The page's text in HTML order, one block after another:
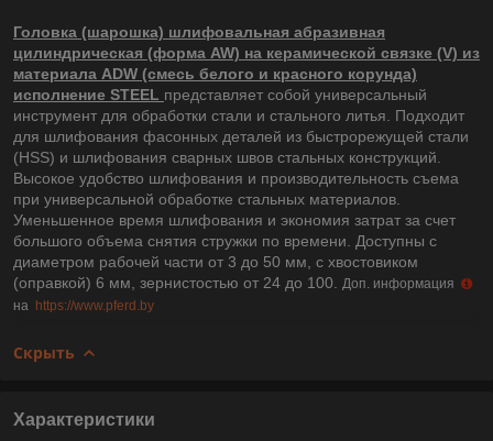
Головка (шарошка) шлифовальная абразивная
цилиндрическая (форма AW) на керамической связке (V) из
материала ADW (смесь белого и красного корунда)
исполнение STEEL представляет собой универсальный
инструмент для обработки стали и стального литья. Подходит
для шлифования фасонных деталей из быстрорежущей стали
(HSS) и шлифования сварных швов стальных конструкций.
Высокое удобство шлифования и производительность съема
при универсальной обработке стальных материалов.
Уменьшенное время шлифования и экономия затрат за счет
большого объема снятия стружки по времени. Доступны с
диаметром рабочей части от 3 до 50 мм, с хвостовиком
(оправкой) 6 мм, зернистостью от 24 до 100.
Доп. информация
на https://www.pferd.by
Скрыть
Характеристики